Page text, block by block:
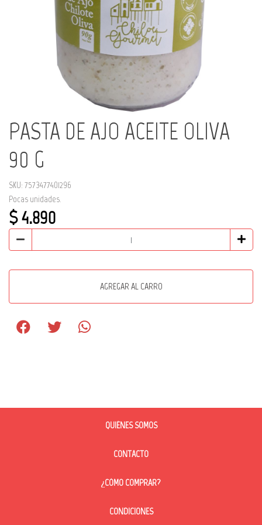
PASTA DE AJO ACEITE OLIVA
90 G
SKU: 7573477401296
Pocas unidades.
$ 4.890
AGREGAR AL CARRO
QUIÉNES SOMOS
CONTACTO
¿CÓMO COMPRAR?
CONDICIONES